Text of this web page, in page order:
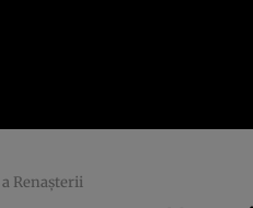
Renașterii